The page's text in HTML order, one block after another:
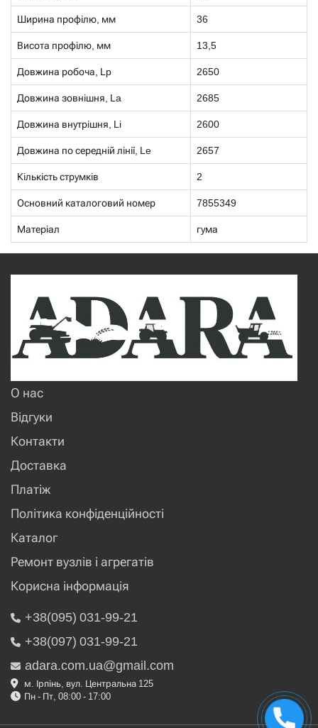
Ширина профілю, мм 36
Висота профілю, мм 13,5
Довжина робоча, Lp 2650
Довжина зовнішня, La 2685
Довжина внутрішня, Li 2600
Довжина по середній лінії, Le 2657
Кількість струмків 2
Основний каталоговий номер 7855349
Матеріал гума
О нас
Відгуки
Контакти
Доставка
Платіж
Політика конфіденційності
Каталог
Ремонт вузлів і агрегатів
Корисна інформація
+38(095) 031-99-21
+38(097) 031-99-21
adara.com.ua@gmail.com
м. Ірпінь, вул. Центральна 125
Пн - Пт, 08:00 - 17:00